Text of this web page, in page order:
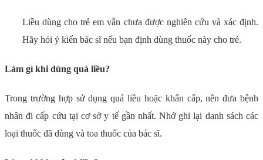
Liều dùng cho trẻ em vẫn chưa được nghiên cứu và xác định.
Hãy hỏi ý kiến bác sĩ nếu bạn định dùng thuốc này cho trẻ.
Làm gì khi dùng quá liều?
Trong trường hợp sử dụng quá liều hoặc khẩn cấp, nên đưa bệnh
nhân đi cấp cứu tại cơ sở y tế gần nhất. Nhớ ghi lại danh sách các
loại thuốc đã dùng và toa thuốc của bác sĩ.